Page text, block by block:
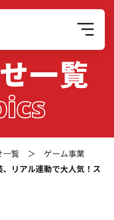
一覧
一覧 ＞ ゲーム事業
リアル連動で大人気！ス